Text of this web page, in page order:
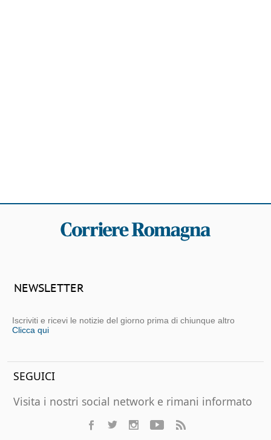
NEWSLETTER
Iscriviti e ricevi le notizie del giorno prima di chiunque altro
Clicca qui
SEGUICI
Visita i nostri social network e rimani informato